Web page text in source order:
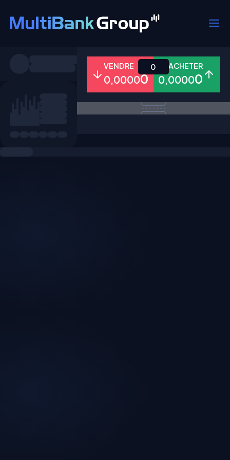
Tous Forex Métaux Actions
VENDRE
0,00000
ACHETER
0,00000
0